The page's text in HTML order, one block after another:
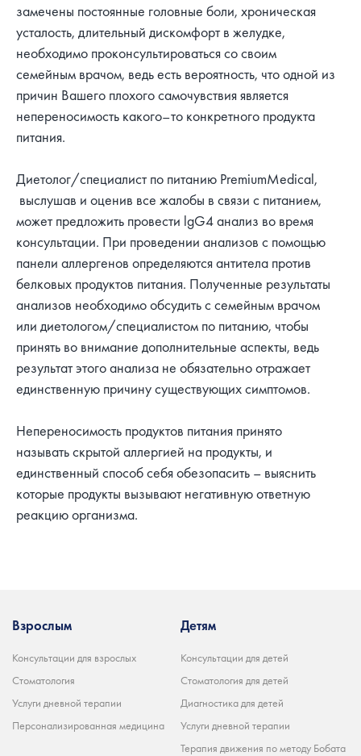
замечены постоянные головные боли, хроническая
усталость, длительный дискомфорт в желудке,
необходимо проконсультироваться со своим
семейным врачом, ведь есть вероятность, что одной из
причин Вашего плохого самочувствия является
непереносимость какого–то конкретного продукта
питания.
Диетолог/специалист по питанию PremiumMedical,
выслушав и оценив все жалобы в связи с питанием,
может предложить провести lgG4 анализ во время
консультации. При проведении анализов с помощью
панели аллергенов определяются антитела против
белковых продуктов питания. Полученные результаты
анализов необходимо обсудить с семейным врачом
или диетологом/специалистом по питанию, чтобы
принять во внимание дополнительные аспекты, ведь
результат этого анализа не обязательно отражает
единственную причину существующих симптомов.
Непереносимость продуктов питания принято
называть скрытой аллергией на продукты, и
единственный способ себя обезопасить – выяснить
которые продукты вызывают негативную ответную
реакцию организма.
Взрослым
Консультации для взрослых
Стоматология
Услуги дневной терапии
Персонализированная медицина
Детям
Консультации для детей
Стоматология для детей
Диагностика для детей
Услуги дневной терапии
Терапия движения по методу Бобата